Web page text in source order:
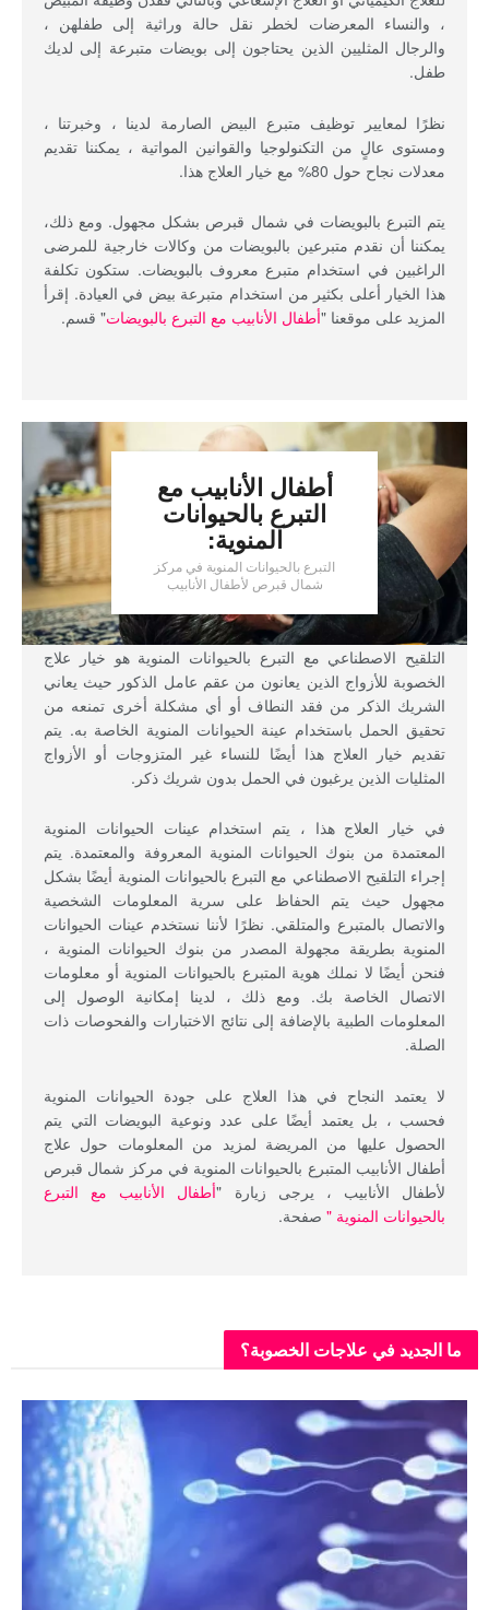
، والنساء المعرضات لخطر نقل حالة وراثية إلى طفلهن ،
والرجال المثليين الذين يحتاجون إلى بويضات متبرعة إلى لديك
طفل.
نظرًا لمعايير توظيف متبرع البيض الصارمة لدينا ، وخبرتنا ،
ومستوى عالٍ من التكنولوجيا والقوانين المواتية ، يمكننا تقديم
معدلات نجاح حول 80% مع خيار العلاج هذا.
يتم التبرع بالبويضات في شمال قبرص بشكل مجهول. ومع ذلك،
يمكننا أن نقدم متبرعين بالبويضات من وكالات خارجية للمرضى
الراغبين في استخدام متبرع معروف بالبويضات. ستكون تكلفة
هذا الخيار أعلى بكثير من استخدام متبرعة بيض في العيادة. إقرأ
المزيد على موقعنا "أطفال الأنابيب مع التبرع بالبويضات" قسم.
أطفال الأنابيب مع
التبرع بالحيوانات
المنوية:
التبرع بالحيوانات المنوية في مركز
شمال قبرص لأطفال الأنابيب
التلقيح الاصطناعي مع التبرع بالحيوانات المنوية هو خيار علاج
الخصوبة للأزواج الذين يعانون من عقم عامل الذكور حيث يعاني
الشريك الذكر من فقد النطاف أو أي مشكلة أخرى تمنعه من
تحقيق الحمل باستخدام عينة الحيوانات المنوية الخاصة به. يتم
تقديم خيار العلاج هذا أيضًا للنساء غير المتزوجات أو الأزواج
المثليات الذين يرغبون في الحمل بدون شريك ذكر.
في خيار العلاج هذا ، يتم استخدام عينات الحيوانات المنوية
المعتمدة من بنوك الحيوانات المنوية المعروفة والمعتمدة. يتم
إجراء التلقيح الاصطناعي مع التبرع بالحيوانات المنوية أيضًا بشكل
مجهول حيث يتم الحفاظ على سرية المعلومات الشخصية
والاتصال بالمتبرع والمتلقي. نظرًا لأننا نستخدم عينات الحيوانات
المنوية بطريقة مجهولة المصدر من بنوك الحيوانات المنوية ،
فنحن أيضًا لا نملك هوية المتبرع بالحيوانات المنوية أو معلومات
الاتصال الخاصة بك. ومع ذلك ، لدينا إمكانية الوصول إلى
المعلومات الطبية بالإضافة إلى نتائج الاختبارات والفحوصات ذات
الصلة.
لا يعتمد النجاح في هذا العلاج على جودة الحيوانات المنوية
فحسب ، بل يعتمد أيضًا على عدد ونوعية البويضات التي يتم
الحصول عليها من المريضة لمزيد من المعلومات حول علاج
أطفال الأنابيب المتبرع بالحيوانات المنوية في مركز شمال قبرص
لأطفال الأنابيب ، يرجى زيارة "أطفال الأنابيب مع التبرع
بالحيوانات المنوية " صفحة.
ما الجديد في علاجات الخصوبة؟